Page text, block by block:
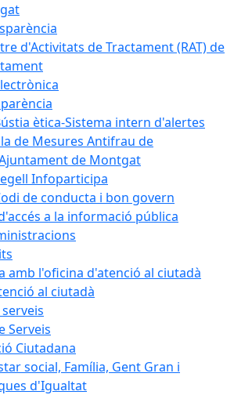
d'Activitats de Tractament (RAT) de
ètica-Sistema intern d'alertes
de Mesures Antifrau de
de Montgat
Infoparticipa
de conducta i bon govern
a la informació pública
amb l'oficina d'atenció al ciutadà
al ciutadà
Serveis
Ciutadana
social, Família, Gent Gran i
d'Igualtat